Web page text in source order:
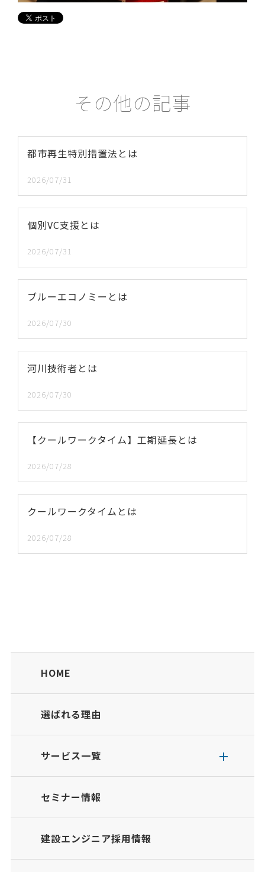
その他の記事
都市再生特別措置法とは
2026/07/31
個別VC支援とは
2026/07/31
ブルーエコノミーとは
2026/07/30
河川技術者とは
2026/07/30
【クールワークタイム】工期延長とは
2026/07/28
クールワークタイムとは
2026/07/28
HOME
選ばれる理由
サービス一覧
セミナー情報
建設エンジニア採用情報